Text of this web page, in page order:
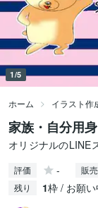
1/5
ホーム イラスト作
家族・自分用
オリジナルのLINE
評価 - 販
残り 1枠 / お願い